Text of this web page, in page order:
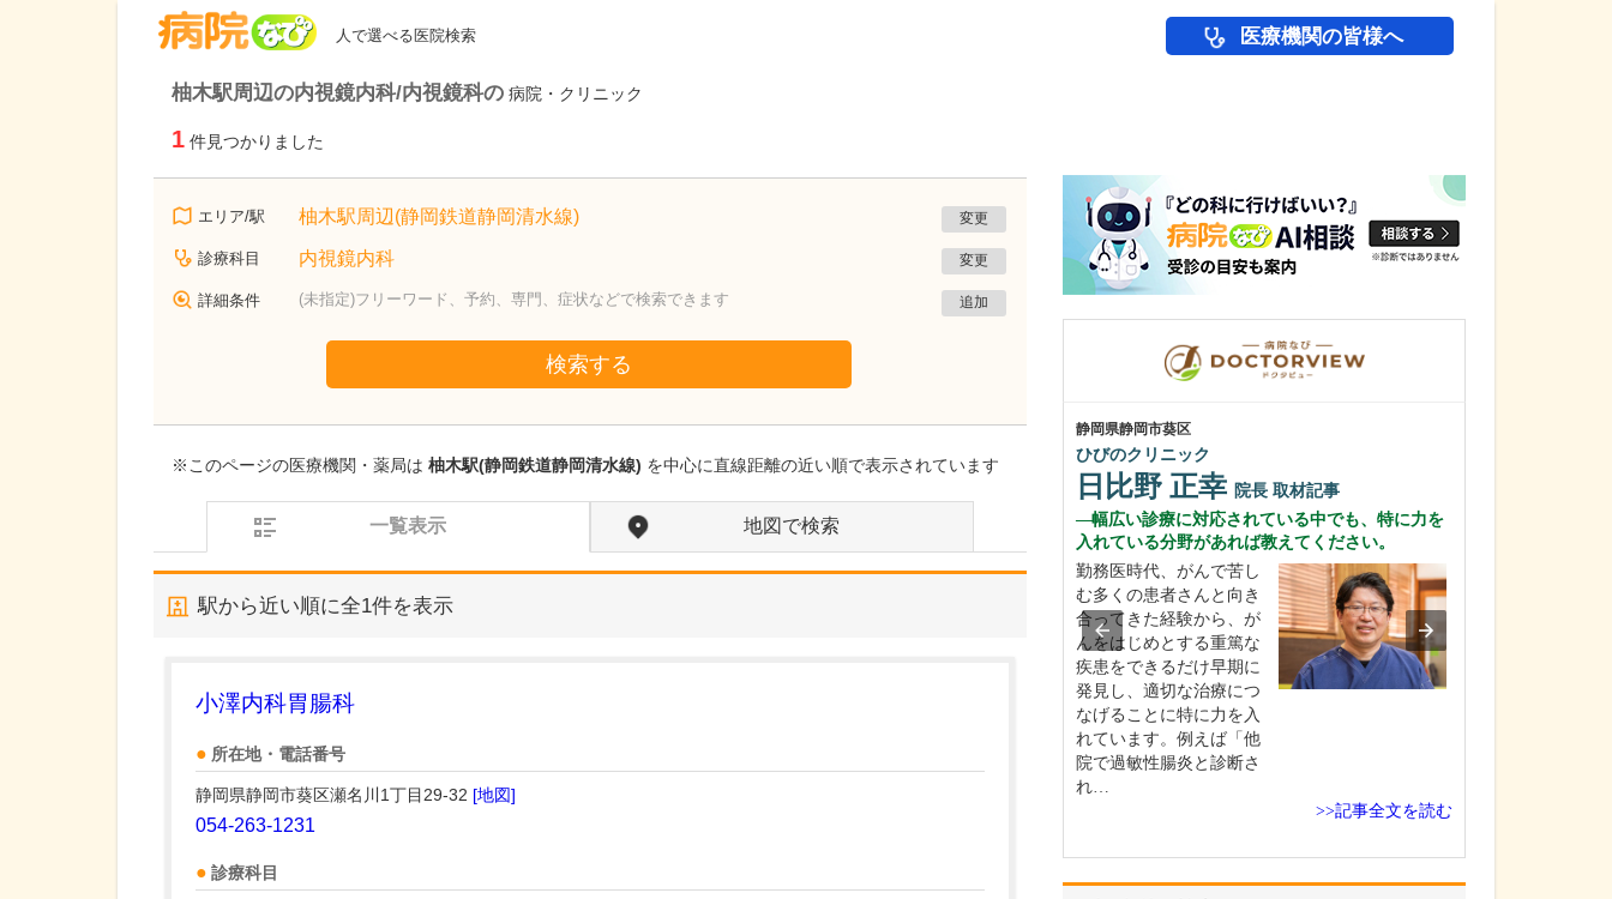
人で選べる医院検索 医療機関の皆様へ
柚木駅周辺の内視鏡内科/内視鏡科の 病院・クリニック
1 件見つかりました
エリア/駅 柚木駅周辺(静岡鉄道静岡清水線) 変更
診療科目 内視鏡内科 変更
詳細条件 (未指定)フリーワード、予約、専門、症状などで検索できます 追加
検索する
※このページの医療機関・薬局は 柚木駅(静岡鉄道静岡清水線) を中心に直線距離の近い順で表示されています
一覧表示 地図で検索
駅から近い順に全1件を表示
小澤内科胃腸科
所在地・電話番号
静岡県静岡市葵区瀬名川1丁目29-32 [地図]
054-263-1231
診療科目
静岡県静岡市葵区
ひびのクリニック
日比野 正幸 院長 取材記事
幅広い診療に対応されている中でも、特に力を
入れている分野があれば教えてください。
勤務医時代、がんで苦し
む多くの患者さんと向き
合ってきた経験から、が
んをはじめとする重篤な
疾患をできるだけ早期に
発見し、適切な治療につ
なげることに特に力を入
れています。例えば「他
院で過敏性腸炎と診断さ
れ…
>>記事全文を読む
大阪府大阪市住吉区
むらやま大腸肛門クリニック
先生が医師を志したきっかけと、外科を専攻さ
れた理由を教えてください。
医師を志したのは、小学